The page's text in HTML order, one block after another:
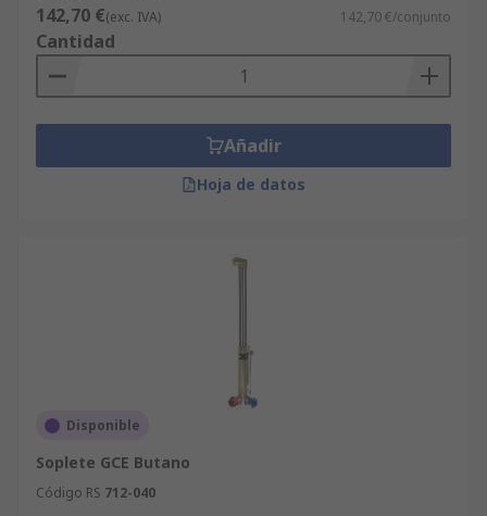
142,70 €(exc. IVA) 142,70 €/conjunto
Cantidad
Añadir
Hoja de datos
Disponible
Soplete GCE Butano
Código RS 712-040